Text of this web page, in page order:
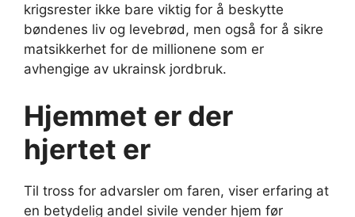
krigsrester ikke bare viktig for å beskytte
bøndenes liv og levebrød, men også for å sikre
matsikkerhet for de millionene som er
avhengige av ukrainsk jordbruk.
Hjemmet er der
hjertet er
Til tross for advarsler om faren, viser erfaring at
en betydelig andel sivile vender hjem før